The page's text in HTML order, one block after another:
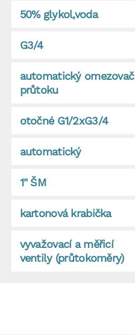
50% glykol,voda
G3/4
automatický omezovač
průtoku
otočné G1/2xG3/4
automatický
1" ŠM
kartonová krabička
vyvažovací a měřicí
ventily (průtokoměry)